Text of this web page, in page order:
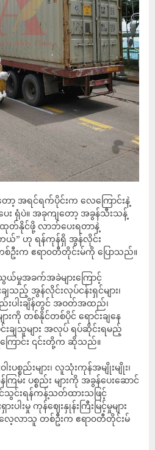
ာ့ အရင်ရက်ပိုင်းက လေကြောင်းနဲ့
ရုံပဲ။ အခုကျတော့ အခွန်သီးသန့်
န်ထုတ်နိုင်ဖို့ လာဘ်ပေးရတာနဲ့
” ဟု ရန်ကုန်ရှိ အွန်လိုင်း
းက ဧရာ၀တီတိုင်းမ်ကို ပြောသည်။
မှုအခက်အခဲများကြောင့်
သည့် အွန်လိုင်းလုပ်ငန်းရှင်များ၊
ပါးချိန်တွင် အဝတ်အထည်၊
းကို တစ်နိုင်တစ်ပိုင် ရောင်းချနေ
ချသူများ အလုပ် ရပ်ဆိုင်းရမည့်
ြောင်း ၎င်းတို့က ဆိုသည်။
စ္စည်းများ၊ လူသုံးကုန်အမျိုးမျိုး၊
ကြမ်း ပစ္စည်း များကို အခွန်ပေးဆောင်
င်သွင်းရန်ကန့်သတ်ထားသဖြင့်
ါးမှု ကုန်ဈေးနှုန်းကြီးမြင့်မှုများ
းလေ့လာသူ တစ်ဦးက ဧရာ၀တီတိုင်းမ်